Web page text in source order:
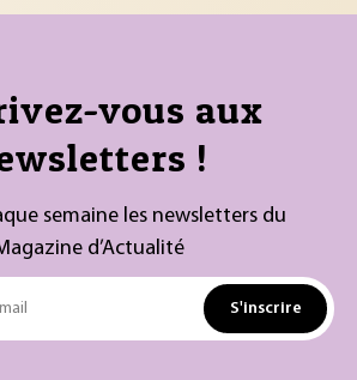
vous aux
!
semaine les newsletters du
d’Actualité
S'inscrire